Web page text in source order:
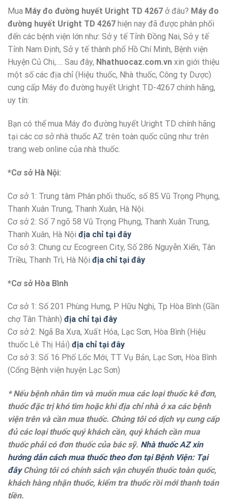
Mua Máy đo đường huyết Uright TD 4267 ở đâu? Máy đo
đường huyết Uright TD 4267 hiện nay đã được phân phối
đến các bệnh viện lớn như: Sở y tế Tỉnh Đồng Nai, Sở y tế
Tỉnh Nam Định, Sở y tế thành phố Hồ Chí Minh, Bệnh viện
Huyện Củ Chi,…. Sau đây, Nhathuocaz.com.vn xin giới thiệu
một số các địa chỉ (Hiệu thuốc, Nhà thuốc, Công ty Dược)
cung cấp Máy đo đường huyết Uright TD-4267 chính hãng,
uy tín:
Bạn có thể mua Máy đo đường huyết Uright TD chính hãng
tại các cơ sở nhà thuốc AZ trên toàn quốc cũng như trên
trang web online của nhà thuốc.
*Cơ sở Hà Nội:
Cơ sở 1: Trung tâm Phân phối thuốc, số 85 Vũ Trọng Phụng,
Thanh Xuân Trung, Thanh Xuân, Hà Nội.
Cơ sở 2: Số 7 ngõ 58 Vũ Trọng Phụng, Thanh Xuân Trung,
Thanh Xuân, Hà Nội địa chỉ tại đây
Cơ sở 3: Chung cư Ecogreen City, Số 286 Nguyễn Xiển, Tân
Triều, Thanh Trì, Hà Nội địa chỉ tại đây
*Cơ sở Hòa Bình
Cơ sở 1: Số 201 Phùng Hưng, P Hữu Nghị, Tp Hòa Bình (Gần
chợ Tân Thành) địa chỉ tại đây
Cơ sở 2: Ngã Ba Xưa, Xuất Hóa, Lạc Sơn, Hòa Bình (Hiệu
thuốc Lê Thị Hải) địa chỉ tại đây
Cơ sở 3: Số 16 Phố Lốc Mới, TT Vụ Bản, Lạc Sơn, Hòa Bình
(Cổng Bệnh viện huyện Lạc Sơn)
* Nếu bệnh nhân tìm và muốn mua các loại thuốc kê đơn,
thuốc đặc trị khó tìm hoặc khi địa chỉ nhà ở xa các bệnh
viện trên và cần mua thuốc. Chúng tôi có dịch vụ cung cấp
đủ các loại thuốc quý khách cần, quý khách cần mua
thuốc phải có đơn thuốc của bác sỹ. Nhà thuốc AZ xin
hướng dẫn cách mua thuốc theo đơn tại Bệnh Viện: Tại
đâyChúng tôi có chính sách vận chuyển thuốc toàn quốc,
khách hàng nhận thuốc, kiểm tra thuốc rồi mới thanh toán
tiền.